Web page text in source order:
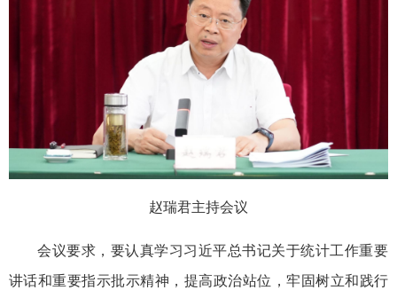
赵瑞君主持会议
会议要求，要认真学习习近平总书记关于统计工作重要
讲话和重要指示批示精神，提高政治站位，牢固树立和践行